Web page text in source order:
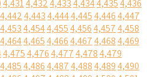
4,4314,4324,4334,4344,4354,436
4,4424,4434,4444,4454,4464,447
4,4534,4544,4554,4564,4574,458
4,4644,4654,4664,4674,4684,469
4,4754,4764,4774,4784,479
4,4854,4864,4874,4884,4894,490